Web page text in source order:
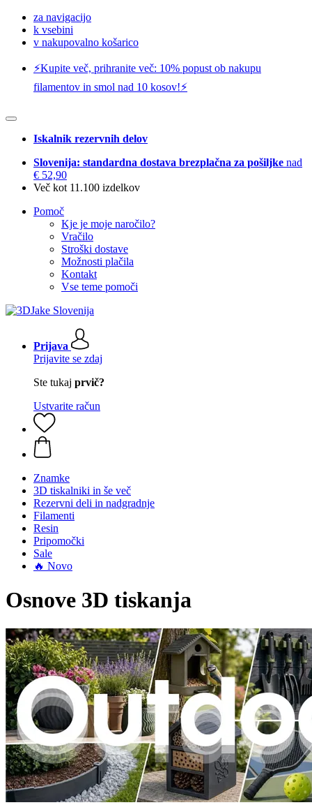
za navigacijo
k vsebini
v nakupovalno košarico
⚡️Kupite več, prihranite več: 10% popust ob nakupu
filamentov in smol nad 10 kosov!⚡️
Iskalnik rezervnih delov
Slovenija: standardna dostava brezplačna za pošiljke nad
€ 52,90
Več kot 11.100 izdelkov
Pomoč
Kje je moje naročilo?
Vračilo
Stroški dostave
Možnosti plačila
Kontakt
Vse teme pomoči
Prijava
Prijavite se zdaj
Ste tukaj prvič?
Ustvarite račun
Znamke
3D tiskalniki in še več
Rezervni deli in nadgradnje
Filamenti
Resin
Pripomočki
Sale
🔥 Novo
Osnove 3D tiskanja